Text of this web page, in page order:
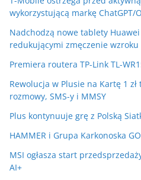
wykorzystującą markę ChatGPT/
Nadchodzą nowe tablety
redukującymi zmęczenie wzroku
Premiera routera TP-Link TL-
Rewolucja w Plusie na Kartę 1
rozmowy, SMS-y i MMSY
Plus kontynuuje grę z Polską
HAMMER i Grupa Karkonoska
MSI ogłasza start
AI+